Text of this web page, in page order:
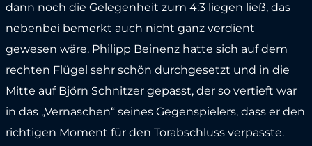
dann noch die Gelegenheit zum 4:3 liegen ließ, das
nebenbei bemerkt auch nicht ganz verdient
gewesen wäre. Philipp Beinenz hatte sich auf dem
rechten Flügel sehr schön durchgesetzt und in die
Mitte auf Björn Schnitzer gepasst, der so vertieft war
in das „Vernaschen“ seines Gegenspielers, dass er den
richtigen Moment für den Torabschluss verpasste.